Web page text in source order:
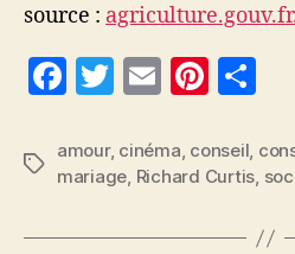
source :
F
c
e
b
T
itt
er
E
ai
l
Pi
er
es
t
rt
a
g
Étiquettes
amour, cinéma, conseil,
mariage, Richard Curtis,